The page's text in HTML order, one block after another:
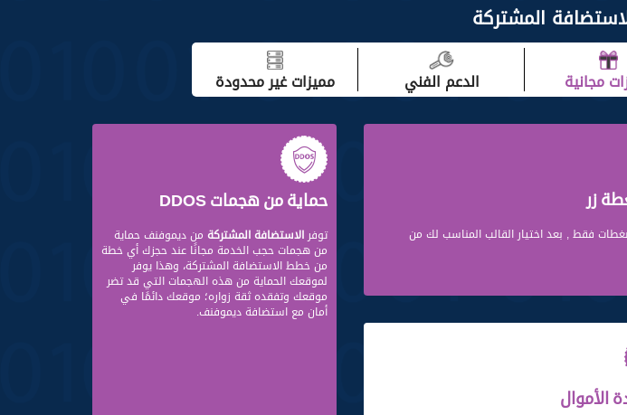
المشتركة
مميزات غير محدودة الدعم الفني مجانية
حماية من هجمات DDOS
توفر الاستضافة المشتركة من ديموفنف حماية
من هجمات حجب الخدمة مجانًا عند حجزك أي خطة
من خطط الاستضافة المشتركة، وهذا يوفر
لموقعك الحماية من هذه الهجمات التي قد تضر
موقعك وتفقده ثقة زواره؛ موقعك دائمًا في
أمان مع استضافة ديموفنف.
زر
فقط , بعد اختيار القالب المناسب لك من
الأموال